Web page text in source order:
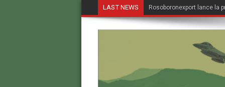
LAST NEWS Rosoboronexport lance la